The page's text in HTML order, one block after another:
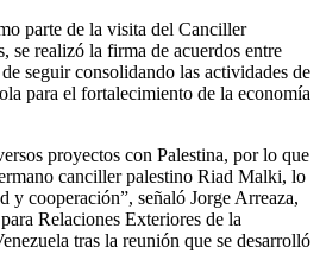
parte de la visita del Canciller
se realizó la firma de acuerdos entre
seguir consolidando las actividades de
para el fortalecimiento de la economía
proyectos con Palestina, por lo que
canciller palestino Riad Malki, lo
y cooperación”, señaló Jorge Arreaza,
Relaciones Exteriores de la
tras la reunión que se desarrolló